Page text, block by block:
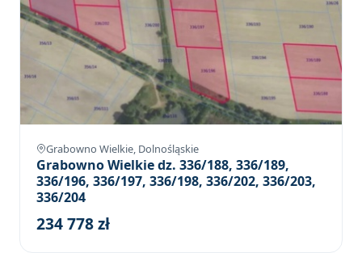
Grabowno Wielkie, Dolnośląskie
Grabowno Wielkie dz. 336/188, 336/189,
336/196, 336/197, 336/198, 336/202, 336/203,
336/204
234 778 zł